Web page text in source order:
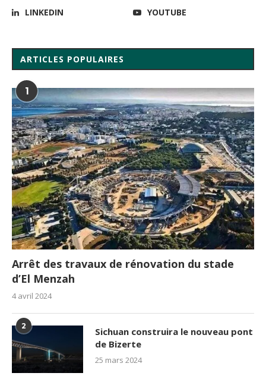
LINKEDIN YOUTUBE
ARTICLES POPULAIRES
1
Arrêt des travaux de rénovation du stade
d’El Menzah
4 avril 2024
2
Sichuan construira le nouveau pont
de Bizerte
25 mars 2024